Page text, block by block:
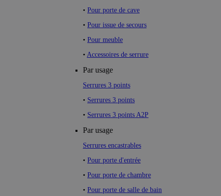
• Pour porte de cave
• Pour issue de secours
• Pour meuble
• Accessoires de serrure
Par usage
Serrures 3 points
• Serrures 3 points
• Serrures 3 points A2P
Par usage
Serrures encastrables
• Pour porte d'entrée
• Pour porte de chambre
• Pour porte de salle de bain